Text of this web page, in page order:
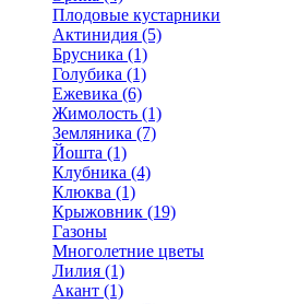
Плодовые кустарники
Актинидия (5)
Брусника (1)
Голубика (1)
Ежевика (6)
Жимолость (1)
Земляника (7)
Йошта (1)
Клубника (4)
Клюква (1)
Крыжовник (19)
Газоны
Многолетние цветы
Лилия (1)
Акант (1)